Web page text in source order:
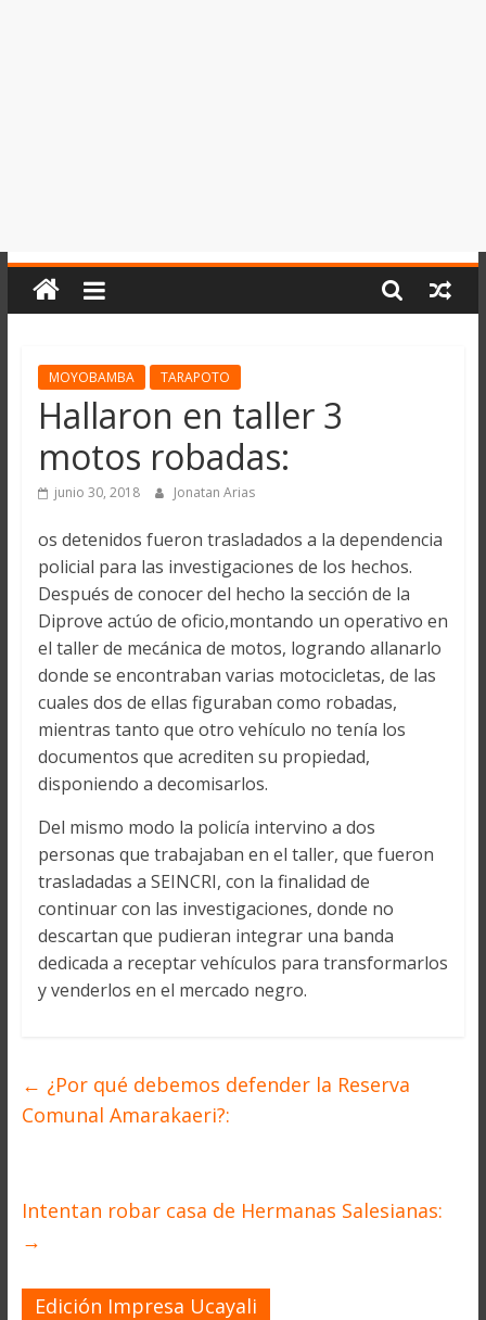
MOYOBAMBA TARAPOTO
Hallaron en taller 3
motos robadas:
junio 30, 2018 Jonatan Arias
os detenidos fueron trasladados a la dependencia
policial para las investigaciones de los hechos.
Después de conocer del hecho la sección de la
Diprove actúo de oficio,montando un operativo en
el taller de mecánica de motos, logrando allanarlo
donde se encontraban varias motocicletas, de las
cuales dos de ellas figuraban como robadas,
mientras tanto que otro vehículo no tenía los
documentos que acrediten su propiedad,
disponiendo a decomisarlos.
Del mismo modo la policía intervino a dos
personas que trabajaban en el taller, que fueron
trasladadas a SEINCRI, con la finalidad de
continuar con las investigaciones, donde no
descartan que pudieran integrar una banda
dedicada a receptar vehículos para transformarlos
y venderlos en el mercado negro.
← ¿Por qué debemos defender la Reserva
Comunal Amarakaeri?:
Intentan robar casa de Hermanas Salesianas:
→
Edición Impresa Ucayali